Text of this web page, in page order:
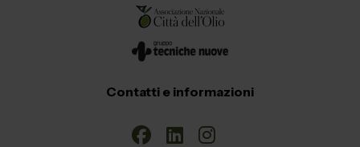
Contatti e informazioni